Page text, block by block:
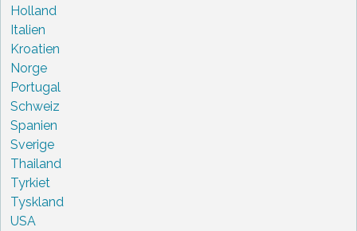
Holland
Italien
Kroatien
Norge
Portugal
Schweiz
Spanien
Sverige
Thailand
Tyrkiet
Tyskland
USA